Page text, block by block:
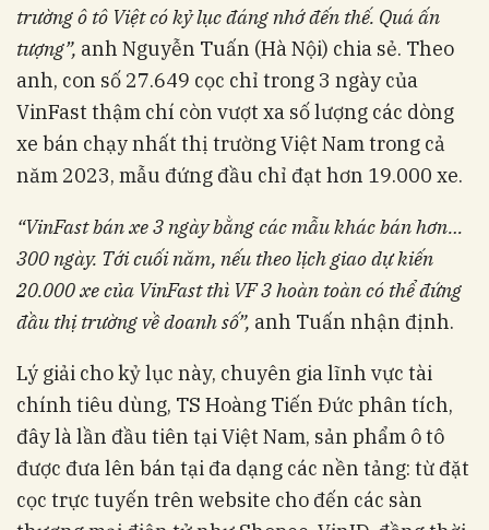
trường ô tô Việt có kỷ lục đáng nhớ đến thế. Quá ấn
tượng”, anh Nguyễn Tuấn (Hà Nội) chia sẻ. Theo
anh, con số 27.649 cọc chỉ trong 3 ngày của
VinFast thậm chí còn vượt xa số lượng các dòng
xe bán chạy nhất thị trường Việt Nam trong cả
năm 2023, mẫu đứng đầu chỉ đạt hơn 19.000 xe.
“VinFast bán xe 3 ngày bằng các mẫu khác bán hơn…
300 ngày. Tới cuối năm, nếu theo lịch giao dự kiến
20.000 xe của VinFast thì VF 3 hoàn toàn có thể đứng
đầu thị trường về doanh số”, anh Tuấn nhận định.
Lý giải cho kỷ lục này, chuyên gia lĩnh vực tài
chính tiêu dùng, TS Hoàng Tiến Đức phân tích,
đây là lần đầu tiên tại Việt Nam, sản phẩm ô tô
được đưa lên bán tại đa dạng các nền tảng: từ đặt
cọc trực tuyến trên website cho đến các sàn